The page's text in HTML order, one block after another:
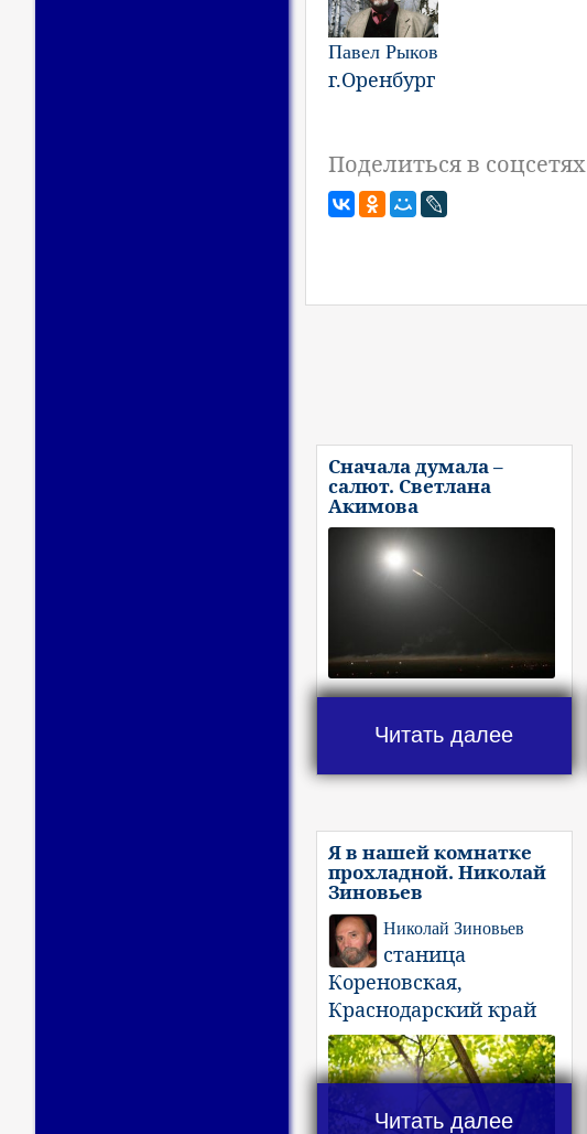
Павел Рыков
г.Оренбург
Поделиться в соцсетях
Сначала думала –
салют. Светлана
Акимова
Читать далее
Я в нашей комнатке
прохладной. Николай
Зиновьев
Николай Зиновьев
станица
Кореновская,
Краснодарский край
Читать далее